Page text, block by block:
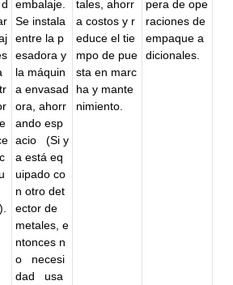
embalaje.
Se instala
entre la p
esadora y
la máquin
a envasad
ora, ahorr
ando esp
acio
(Si y
a está eq
uipado co
n otro det
ector de
metales, e
ntonces n
o
necesi
dad
usa
tales, ahorr
a costos y r
educe el tie
mpo de pue
sta en marc
ha y mante
nimiento.
pera de ope
raciones de
empaque a
dicionales.